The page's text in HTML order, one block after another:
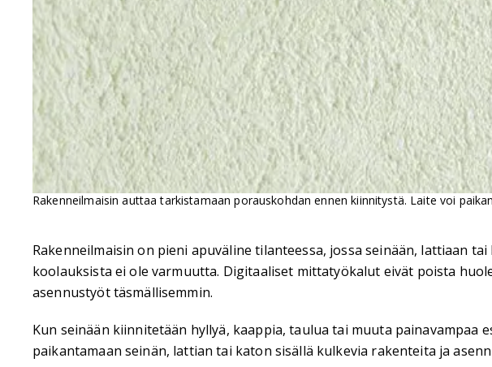
Rakenneilmaisin auttaa tarkistamaan porauskohdan ennen kiinnitystä. Laite voi
Rakenneilmaisin on pieni apuväline tilanteessa, jossa seinään, lattiaan
koolauksista ei ole varmuutta. Digitaaliset mittatyökalut eivät poista
asennustyöt täsmällisemmin.
Kun seinään kiinnitetään hyllyä, kaappia, taulua tai muuta
paikantamaan seinän, lattian tai katon sisällä kulkevia rakenteita ja